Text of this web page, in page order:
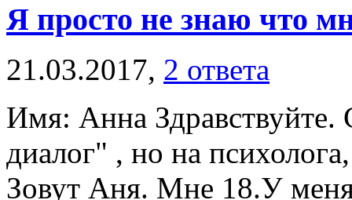
Я просто не знаю что
21.03.2017, 2 ответа
Имя: Анна Здравствуйте.
диалог" , но на
Зовут Аня. Мне 18.У